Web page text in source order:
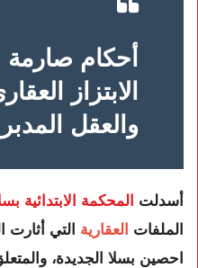
أحكام
الابتزاز
والعقل
أسدلت المحكمة الابتدائية
الملفات العقارية التي
احصين بسلا الجديدة،